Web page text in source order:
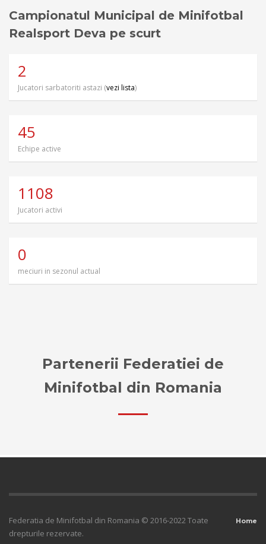
Campionatul Municipal de Minifotbal
Realsport Deva pe scurt
2
Jucatori sarbatoriti astazi (vezi lista)
45
Echipe active
1108
Jucatori activi
0
meciuri in sezonul actual
Partenerii Federatiei de
Minifotbal din Romania
Home
Federatia de Minifotbal din Romania © 2016-2022 Toate
drepturile rezervate.